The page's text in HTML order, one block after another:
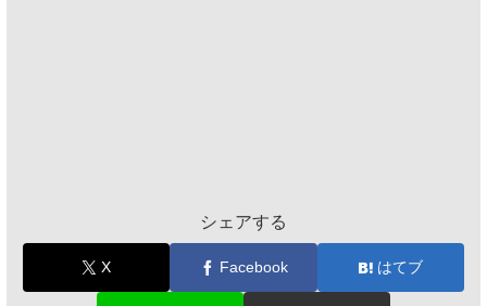
シェアする
X Facebook はてブ